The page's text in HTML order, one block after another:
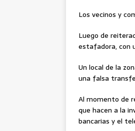
Los vecinos y
Luego de
estafadora, con
Un local de la
una falsa
Al momento de
que hacen a la
bancarias y el